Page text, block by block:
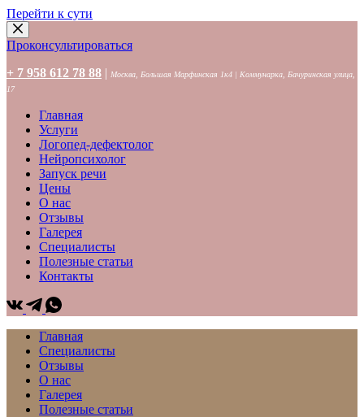
Перейти к сути
Проконсультироваться
+ 7 958 612 78 88 | Москва, Большая Марфинская 1к4 | Коммунарка, Бачуринская улица,
17
Главная
Услуги
Логопед-дефектолог
Нейропсихолог
Запуск речи
Цены
О нас
Отзывы
Галерея
Специалисты
Полезные статьи
Контакты
Главная
Специалисты
Отзывы
О нас
Галерея
Полезные статьи